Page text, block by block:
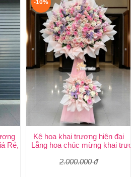
Rẻ, Đẹp Sang Trọng – Shop Hoa Khai
-10%
Kệ hoa khai trương hiện đại
Lẵng hoa chúc mừng khai
2.000.000 đ